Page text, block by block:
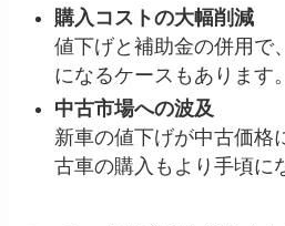
購入コストの大幅削減
値下げと補助金の併用で
になるケースもあります。
中古市場への波及
新車の値下げが中古価格
古車の購入もより手頃に